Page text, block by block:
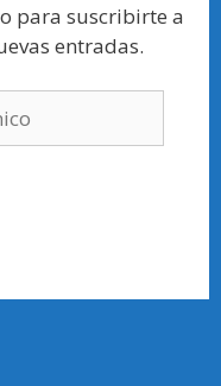
para suscribirte a
entradas.